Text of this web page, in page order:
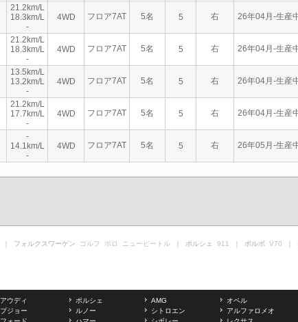
21.2km/L
18.3km/L
-
4WD フロア7AT 5名 5 右 26年04月-生産
21.2km/L
18.3km/L
-
4WD フロア7AT 5名 5 右 26年04月-生産
13.5km/L
13.2km/L
-
4WD フロア7AT 5名 5 右 26年04月-生産
21.2km/L
17.7km/L
-
4WD フロア7AT 5名 5 右 26年04月-生産
-
14.1km/L
-
4WD フロア7AT 5名 5 右 26年05月-生産
｜ フォルクスワーゲン ゴルフ ポロ ニュービートル ｜ ポルシェ 911 ｜ ボルボ V70 ｜
アウディ ポルシェ AMG
オペル
プジョー ルノー シトロエン
アルファロメオ